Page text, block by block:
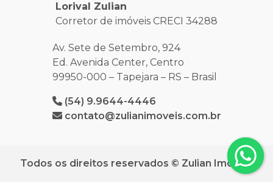
Lorival Zulian
Corretor de imóveis CRECI 34288
Av. Sete de Setembro, 924
Ed. Avenida Center, Centro
99950-000 – Tapejara – RS – Brasil
(54) 9.9644-4446
contato@zulianimoveis.com.br
Todos os direitos reservados © Zulian Imóveis